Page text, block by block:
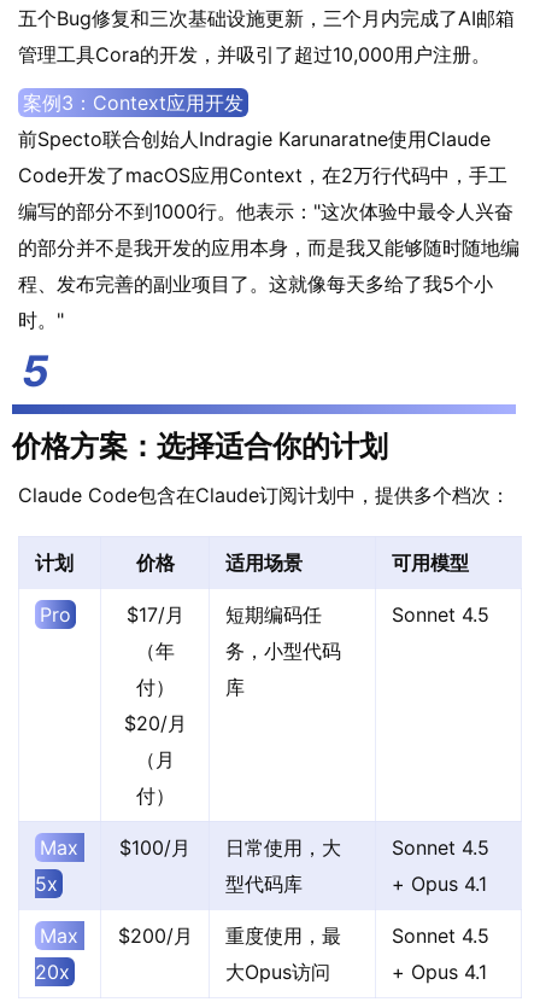
五个Bug修复和三次基础设施更新，三个月内完成了AI邮箱
管理工具Cora的开发，并吸引了超过10,000用户注册。
案例3：Context应用开发
前Specto联合创始人Indragie Karunaratne使用Claude
Code开发了macOS应用Context，在2万行代码中，手工
编写的部分不到1000行。他表示："这次体验中最令人兴奋
的部分并不是我开发的应用本身，而是我又能够随时随地编
程、发布完善的副业项目了。这就像每天多给了我5个小
时。"
价格方案：选择适合你的计划
Claude Code包含在Claude订阅计划中，提供多个档次：
计划 价格 适用场景 可用模型
Pro
$17/月
（年
付）
$20/月
（月
付）
短期编码任
务，小型代码
库
Sonnet 4.5
Max
5x
$100/月
日常使用，大
型代码库
Sonnet 4.5
+ Opus 4.1
Max
20x
$200/月
重度使用，最
大Opus访问
Sonnet 4.5
+ Opus 4.1